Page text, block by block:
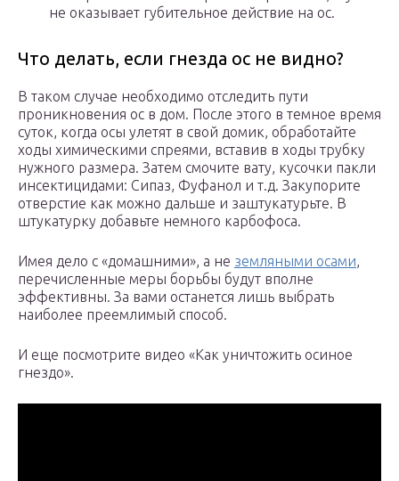
не оказывает губительное действие на ос.
Что делать, если гнезда ос не видно?
В таком случае необходимо отследить пути
проникновения ос в дом. После этого в темное время
суток, когда осы улетят в свой домик, обработайте
ходы химическими спреями, вставив в ходы трубку
нужного размера. Затем смочите вату, кусочки пакли
инсектицидами: Сипаз, Фуфанол и т.д. Закупорите
отверстие как можно дальше и заштукатурьте. В
штукатурку добавьте немного карбофоса.
Имея дело с «домашними», а не земляными осами,
перечисленные меры борьбы будут вполне
эффективны. За вами останется лишь выбрать
наиболее преемлимый способ.
И еще посмотрите видео «Как уничтожить осиное
гнездо».